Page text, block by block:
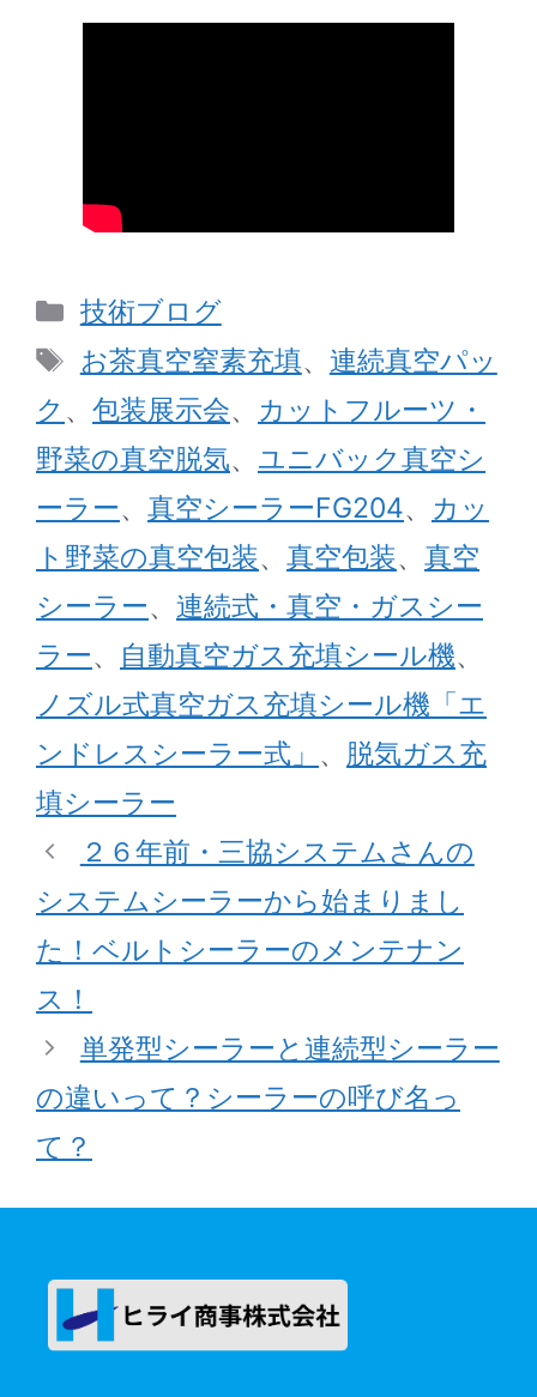
カ
テ
ゴ
リ
ー
技術ブログ
タ
グ
お茶真空窒素充填、 連続真空パッ
ク 、 包装展示会、
カットフルーツ・
野菜の真空脱気、 ユニバック真空シ
ーラー、 真空シーラーFG204、
カッ
ト野菜の真空包装、 真空包装、 真空
シーラー、 連続式・真空・ガスシー
ラー、 自動真空ガス充填シール機、
ノズル式真空ガス充填シール機「エ
ンドレスシーラー式」 、 脱気ガス充
填シーラー
２６年前・三協システムさんの
システムシーラーから始まりまし
た！ベルトシーラーのメンテナン
ス！
単発型シーラーと連続型シーラー
の違いって？シーラーの呼び名っ
て？